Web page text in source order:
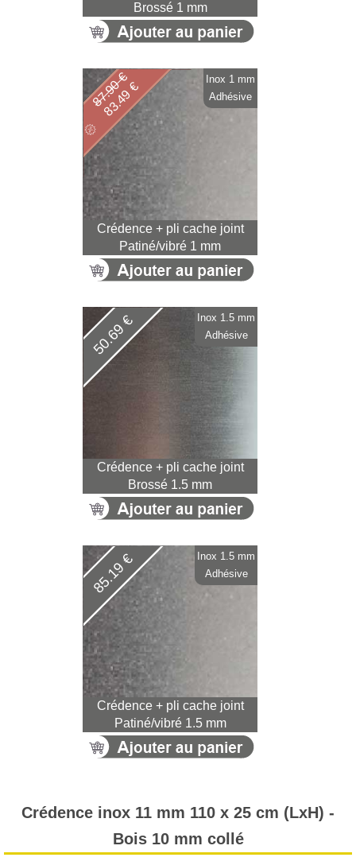
Brossé 1 mm
Crédence + pli cache joint
Patiné/vibré 1 mm
83.49 €
87.90 €
Inox 1 mm
Adhésive
Crédence + pli cache joint
Brossé 1.5 mm
50.69 €
Inox 1.5 mm
Adhésive
Crédence + pli cache joint
Patiné/vibré 1.5 mm
85.19 €
Inox 1.5 mm
Adhésive
Crédence inox 11 mm 110 x 25 cm (LxH) -
Bois 10 mm collé